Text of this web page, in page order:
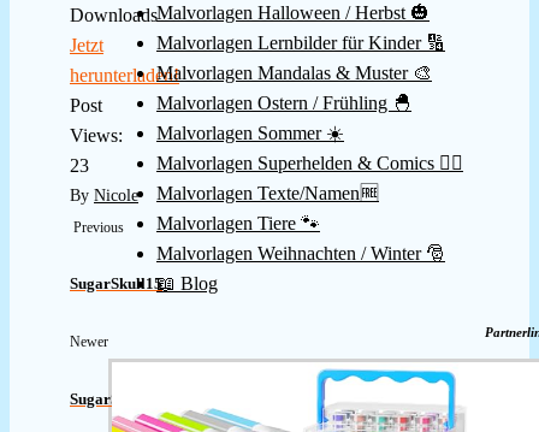
Downloads
Jetzt
herunterladen!
Post
Views:
23
By Nicole
Previous
SugarSkull15
Newer
SugarSkull17
Malvorlagen Halloween / Herbst 🎃
Malvorlagen Lernbilder für Kinder 🔢
Malvorlagen Mandalas & Muster 🎨
Malvorlagen Ostern / Frühling 🐣
Malvorlagen Sommer ☀️
Malvorlagen Superhelden & Comics 🦸‍♂️
Malvorlagen Texte/Namen🆓
Malvorlagen Tiere 🐾
Malvorlagen Weihnachten / Winter 🎅
📖 Blog